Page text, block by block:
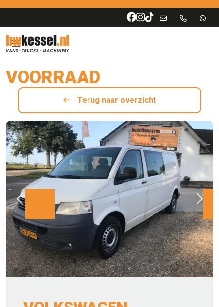
VOORRAAD
Terug naar overzicht